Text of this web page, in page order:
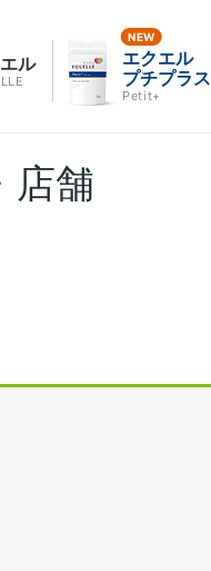
ル
エクエル
プチプラス
Petit+
店舗